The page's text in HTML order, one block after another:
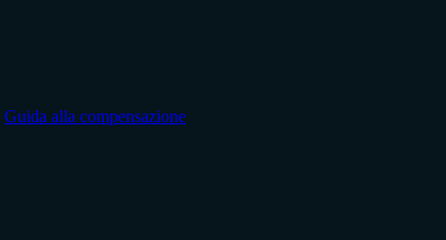
Guida alla compensazione